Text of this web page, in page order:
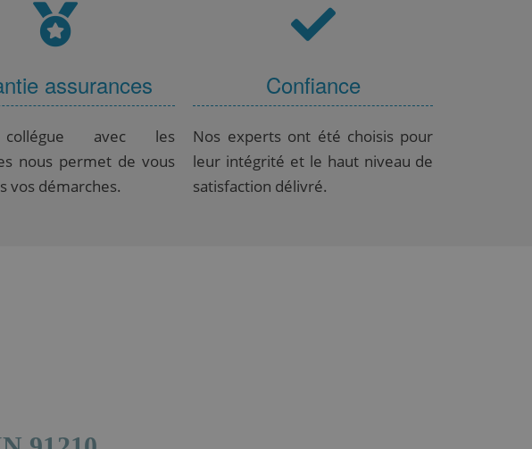
assurances
avec les
nous permet de vous
vos démarches.
Confiance
Nos experts ont été choisis pour
leur intégrité et le haut niveau de
satisfaction délivré.